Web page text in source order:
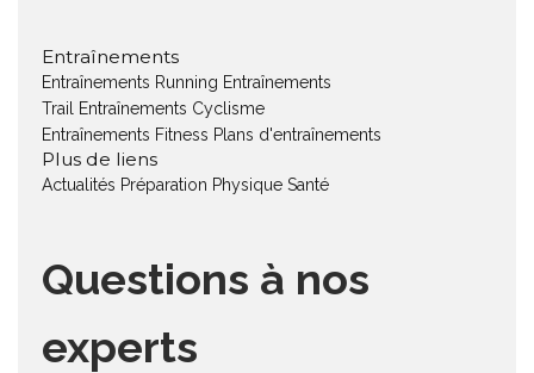
Entraînements
Entraînements Running Entraînements
Trail
Entraînements Cyclisme
Entraînements Fitness Plans d'entraînements
Plus de liens
Actualités Préparation Physique Santé
Questions à nos
experts